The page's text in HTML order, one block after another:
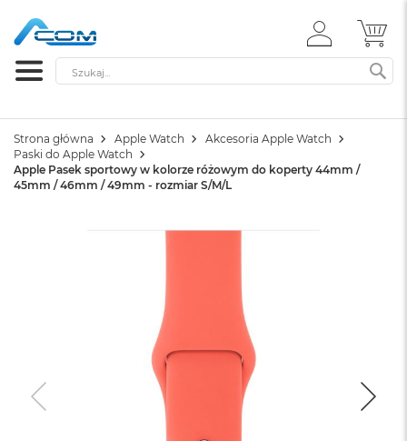
ZALOGUJ
SIĘ
Szukaj
Strona główna Apple Watch
Akcesoria Apple Watch
Paski do Apple Watch
Apple Pasek sportowy w kolorze różowym do koperty 44mm /
45mm / 46mm / 49mm - rozmiar S/M/L